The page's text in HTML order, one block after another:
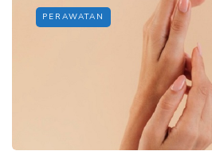
PERAWATAN